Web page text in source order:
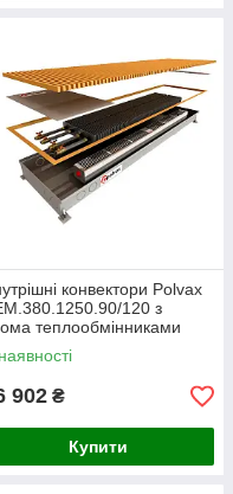
конвектори Polvax
120 з
теплообмінниками
902 ₴
Купити